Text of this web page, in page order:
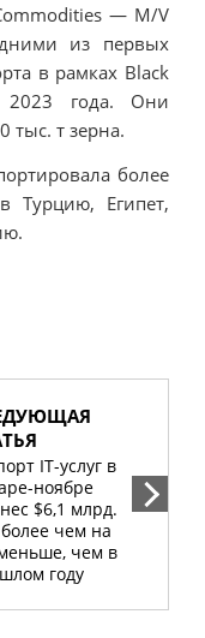
— M/V
из первых
в рамках Black
2023 года. Они
тыс. т зерна.
более
Турцию, Египет,
IT-услуг в
ноябре
$6,1 млрд.
чем на
чем в
году